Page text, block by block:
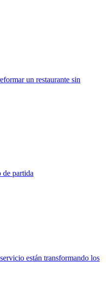
un restaurante sin
de partida
están transformando los